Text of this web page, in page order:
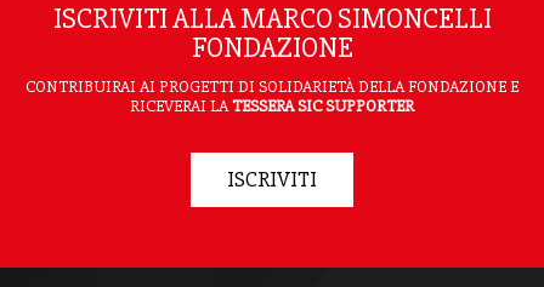
ISCRIVITI ALLA MARCO SIMONCELLI
FONDAZIONE
CONTRIBUIRAI AI PROGETTI DI SOLIDARIETÀ DELLA FONDAZIONE E
RICEVERAI LATESSERA SIC SUPPORTER
ISCRIVITI